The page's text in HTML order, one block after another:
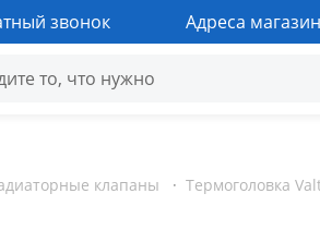
звонок Адреса
клапаны ·